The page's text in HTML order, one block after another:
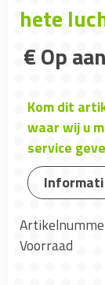
hete
€Op
Kom dit
waar wij u
service
Voorraad